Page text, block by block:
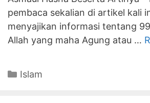
pembaca sekalian di artikel kali
menyajikan informasi tentang
Allah yang maha Agung atau …
Categories
Islam